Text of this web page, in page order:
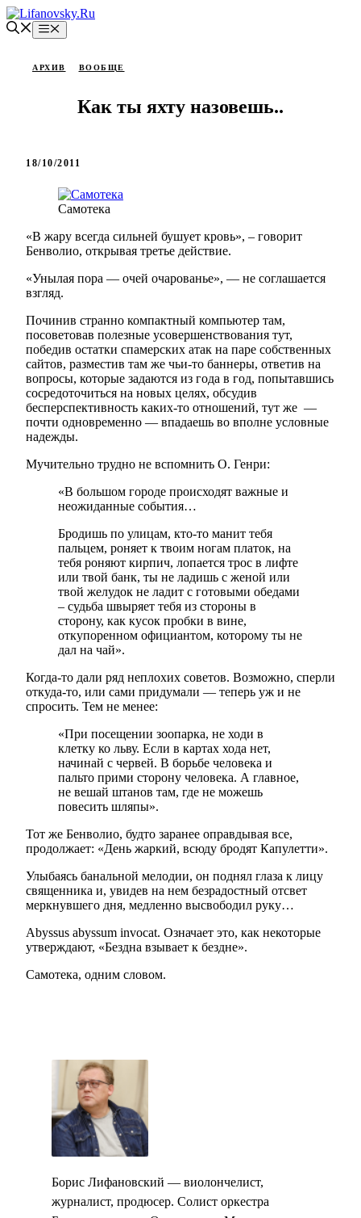
Перейти
к
содержимому
Меню
АРХИВ ВООБЩЕ
Как ты яхту назовешь..
18/10/2011
Самотека
«В жару всегда сильней бушует кровь», – говорит
Бенволио, открывая третье действие.
«Унылая пора — очей очарованье», — не соглашается
взгляд.
Починив странно компактный компьютер там,
посоветовав полезные усовершенствования тут,
победив остатки спамерских атак на паре собственных
сайтов, разместив там же чьи-то баннеры, ответив на
вопросы, которые задаются из года в год, попытавшись
сосредоточиться на новых целях, обсудив
бесперспективность каких-то отношений, тут же —
почти одновременно — впадаешь во вполне условные
надежды.
Мучительно трудно не вспомнить О. Генри:
«В большом городе происходят важные и
неожиданные события…
Бродишь по улицам, кто-то манит тебя
пальцем, роняет к твоим ногам платок, на
тебя роняют кирпич, лопается трос в лифте
или твой банк, ты не ладишь с женой или
твой желудок не ладит с готовыми обедами
– судьба швыряет тебя из стороны в
сторону, как кусок пробки в вине,
откупоренном официантом, которому ты не
дал на чай».
Когда-то дали ряд неплохих советов. Возможно, сперли
откуда-то, или сами придумали — теперь уж и не
спросить. Тем не менее:
«При посещении зоопарка, не ходи в
клетку ко льву. Если в картах хода нет,
начинай с червей. В борьбе человека и
пальто прими сторону человека. А главное,
не вешай штанов там, где не можешь
повесить шляпы».
Тот же Бенволио, будто заранее оправдывая все,
продолжает: «День жаркий, всюду бродят Капулетти».
Улыбаясь банальной мелодии, он поднял глаза к лицу
священника и, увидев на нем безрадостный отсвет
меркнувшего дня, медленно высвободил руку…
Abyssus abyssum invocat. Означает это, как некоторые
утверждают, «Бездна взывает к бездне».
Самотека, одним словом.
Борис Лифановский — виолончелист,
журналист, продюсер. Солист оркестра